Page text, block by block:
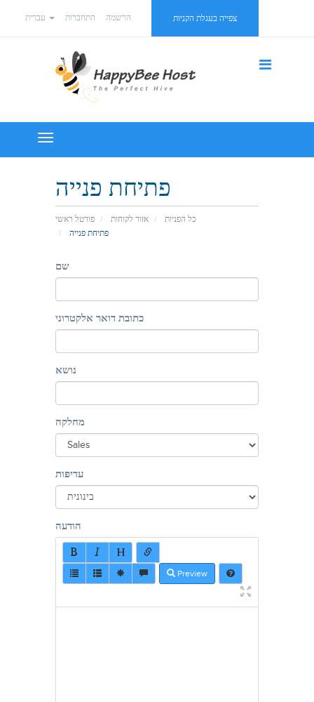
התחברות הרשמה צפייה בעגלת הקניות
Toggle
navigation
פתיחת פנייה
פורטל ראשי אזור לקוחות
כל הפניות
פתיחת פנייה
שם
כתובת דואר אלקטרוני
נושא
מחלקה
עדיפות
הודעה
Preview